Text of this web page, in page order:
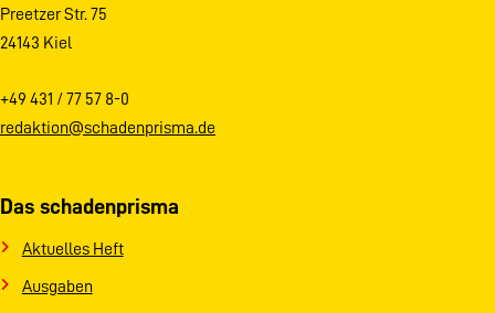
Preetzer Str. 75
24143 Kiel
+49 431 / 77 57 8-0
redaktion@schadenprisma.de
Das schadenprisma
Aktuelles Heft
Ausgaben